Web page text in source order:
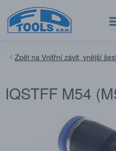
Vnitřní závit, vnější
IQSTFF M54